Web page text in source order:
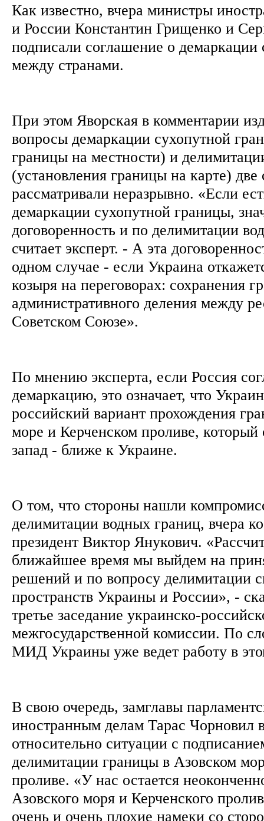
Как известно, вчера министры
и России Константин Грищенко и
подписали соглашение о демаркации
между странами.
При этом Яворская в комментарии
вопросы демаркации сухопутной
границы на местности) и
(установления границы на карте) две
рассматривали неразрывно. «Если
демаркации сухопутной границы,
договоренность и по делимитации
считает эксперт. - А эта
одном случае - если Украина
козыря на переговорах: сохранения
административного деления между
Советском Союзе».
По мнению эксперта, если Россия
демаркацию, это означает, что
российский вариант прохождения
море и Керченском проливе,
запад - ближе к Украине.
О том, что стороны нашли
делимитации водных границ, вчера
президент Виктор Янукович.
ближайшее время мы выйдем на
решений и по вопросу делимитации
пространств Украины и России», -
третье заседание украинско-
межгосударственной комиссии. По
МИД Украины уже ведет работу в
В свою очередь, замглавы
иностранным делам Тарас Чорновил
относительно ситуации с
делимитации границы в Азовском
проливе. «У нас остается
Азовского моря и Керченского
очень и очень плохие намеки со